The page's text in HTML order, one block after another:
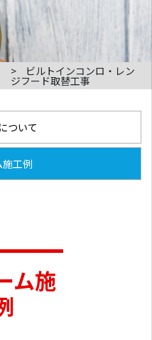
ビルトインコンロ・レン
ジフード取替工事
ついて
施工例
ム施